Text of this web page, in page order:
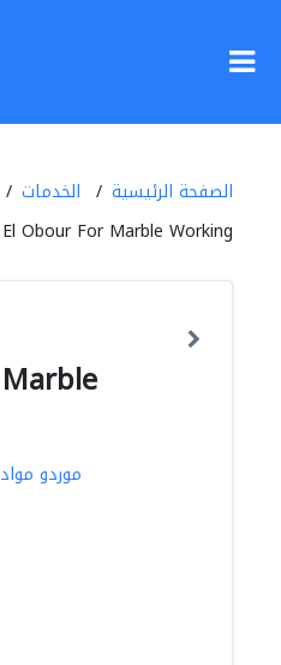
الصفحة الرئيسية الخدمات
El Obour For Marble Working
موردو مواد